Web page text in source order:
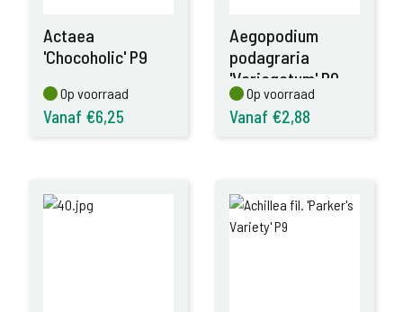
Actaea
'Chocoholic' P9
Op voorraad
Op voorraad
Vanaf €6,25
Aegopodium
podagraria
'Variegatum' P9
Op voorraad
Op voorraad
Vanaf €2,88